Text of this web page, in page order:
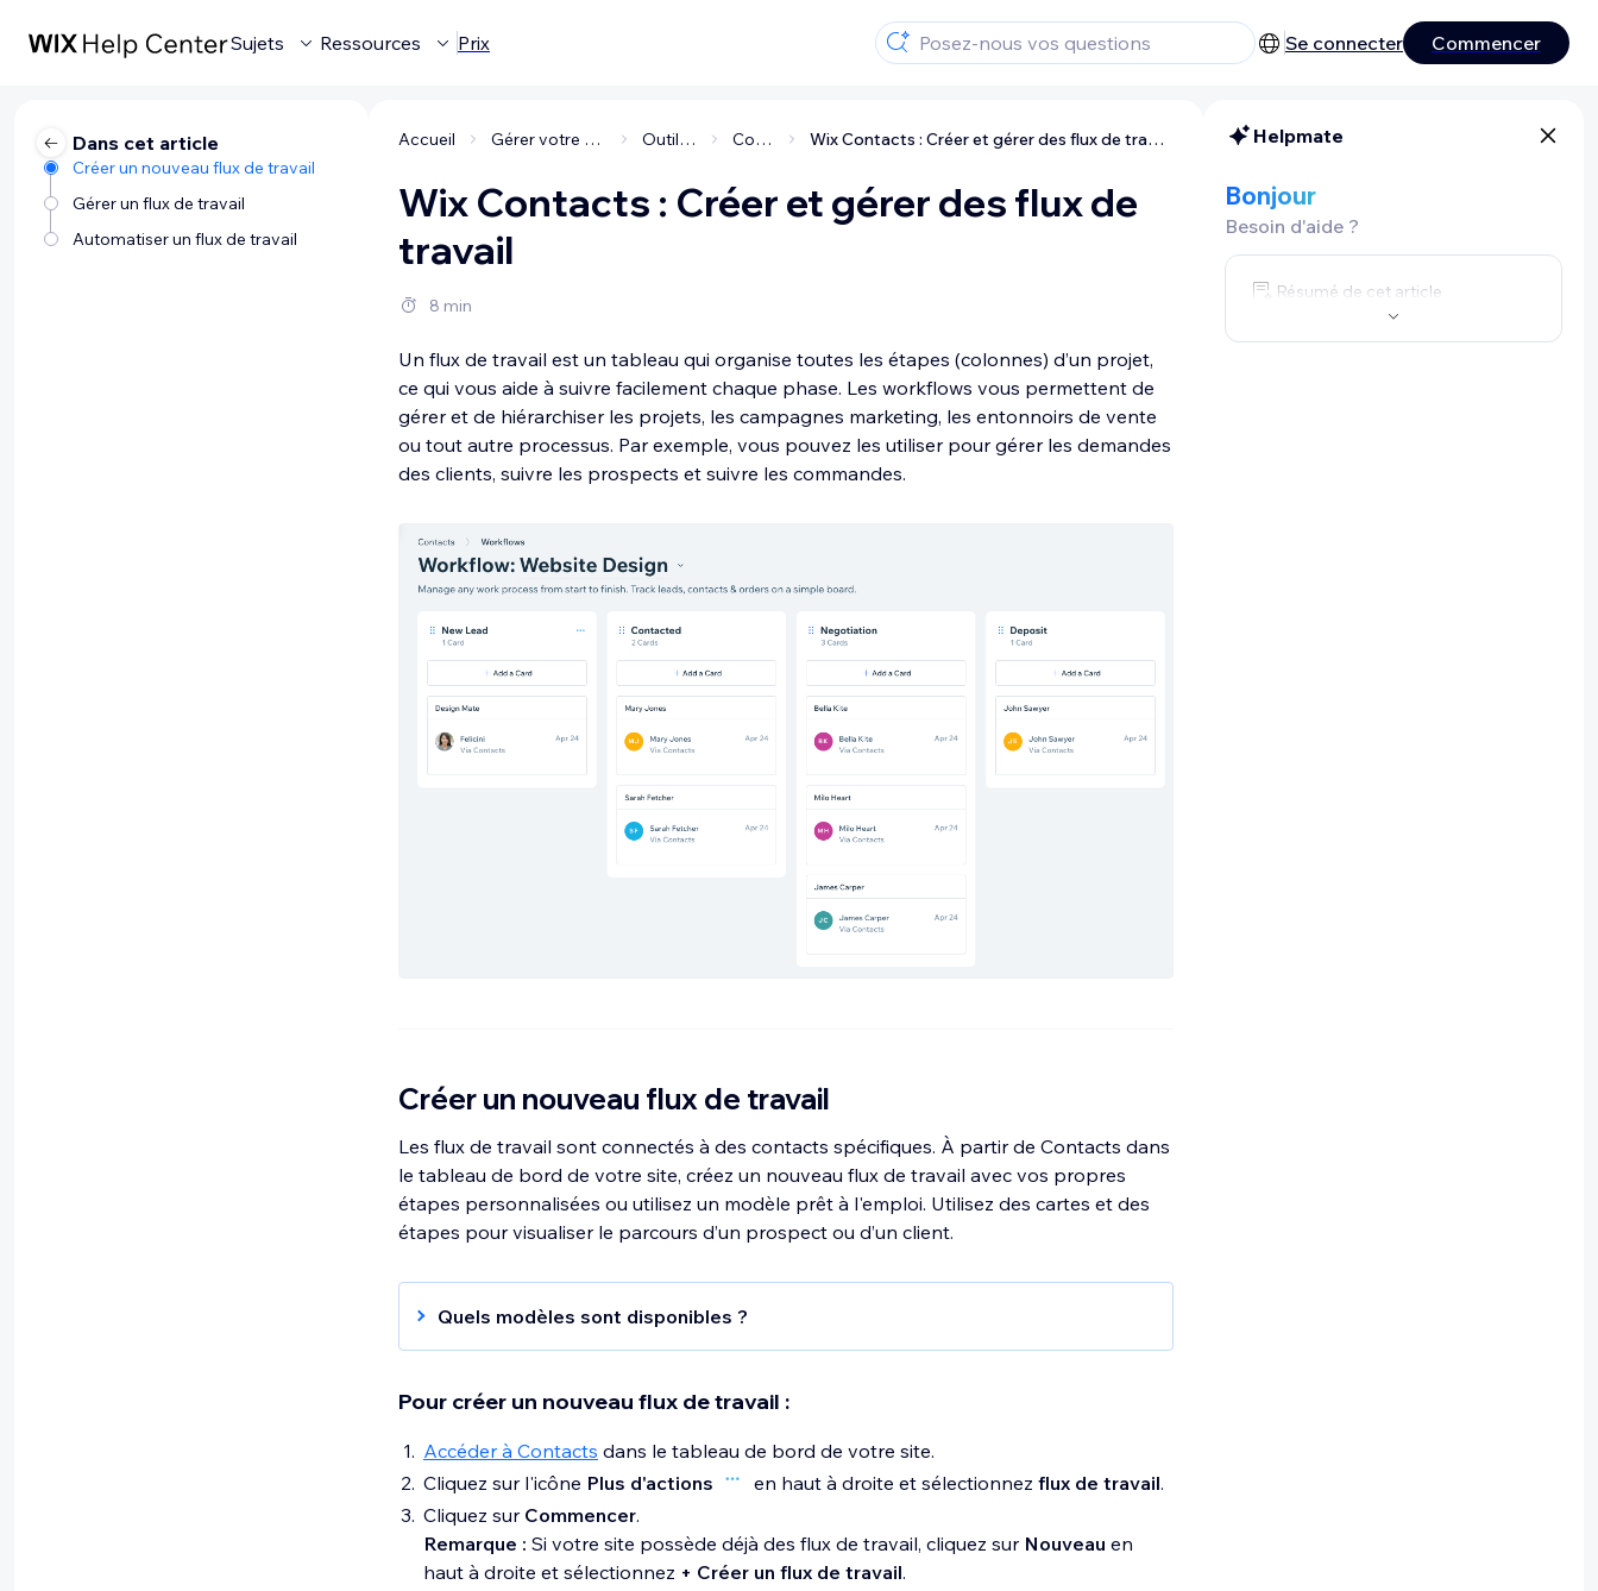
Sujets Ressources Prix Se connecter Commencer
Dans cet article
Créer un nouveau flux de travail
Gérer un flux de travail
Automatiser un flux de travail
Accueil Gérer votre entreprise Outils CRM Contacts Wix Contacts : Créer et gérer des flux de travail
Wix Contacts : Créer et gérer des flux de
travail
8 min
Un flux de travail est un tableau qui organise toutes les étapes (colonnes) d’un projet,
ce qui vous aide à suivre facilement chaque phase. Les workflows vous permettent de
gérer et de hiérarchiser les projets, les campagnes marketing, les entonnoirs de vente
ou tout autre processus. Par exemple, vous pouvez les utiliser pour gérer les demandes
des clients, suivre les prospects et suivre les commandes.
Créer un nouveau flux de travail
Les flux de travail sont connectés à des contacts spécifiques. À partir de Contacts dans
le tableau de bord de votre site, créez un nouveau flux de travail avec vos propres
étapes personnalisées ou utilisez un modèle prêt à l'emploi. Utilisez des cartes et des
étapes pour visualiser le parcours d’un prospect ou d’un client.
Quels modèles sont disponibles ?
Prospects de vente :Suivez les prospects, les devis et les factures pour
Processus d’embauche :Suivez les CV, les entretiens et l’intégration des
demande à la fin.
Design du site Web :
Web et gérez les prospects.
Pour créer un nouveau flux de travail :
Accéder à Contacts dans le tableau de bord de votre site.
Cliquez sur l'icône Plus d'actions en haut à droite et sélectionnez flux de travail.
Cliquez sur Commencer.
Remarque : Si votre site possède déjà des flux de travail, cliquez sur Nouveau en
haut à droite et sélectionnez + Créer un flux de travail.
Helpmate
Bonjour
Besoin d'aide ?
Résumé de cet article